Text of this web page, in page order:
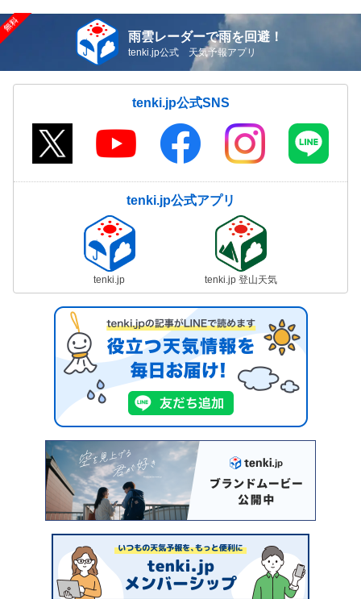
雨雲レーダーで雨を回避！
tenki.jp公式 天気予報アプリ
tenki.jp公式SNS
tenki.jp公式アプリ
tenki.jp tenki.jp 登山天気